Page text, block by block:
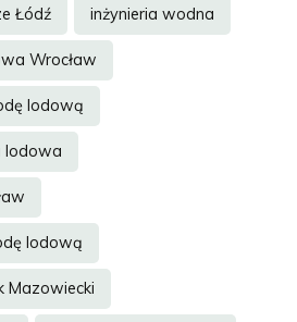
Łódź inżynieria wodna
Wrocław
lodową
lodowa
lodową
Mazowiecki